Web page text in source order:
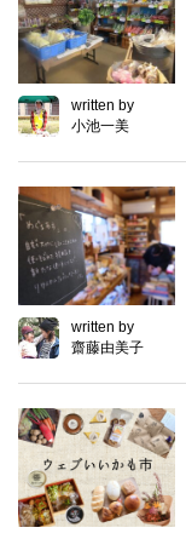
written by
小池一美
written by
齋藤由美子